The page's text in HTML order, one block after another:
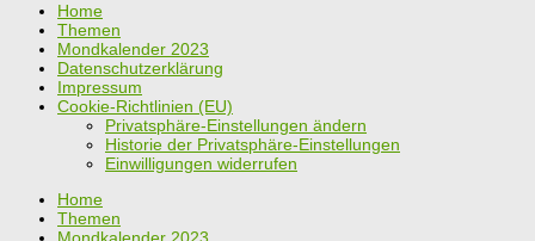
Home
Themen
Mondkalender 2023
Datenschutzerklärung
Impressum
Cookie-Richtlinien (EU)
Privatsphäre-Einstellungen ändern
Historie der Privatsphäre-Einstellungen
Einwilligungen widerrufen
Home
Themen